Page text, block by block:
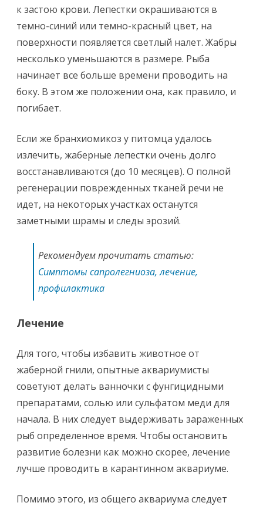
к застою крови. Лепестки окрашиваются в
темно-синий или темно-красный цвет, на
поверхности появляется светлый налет. Жабры
несколько уменьшаются в размере. Рыба
начинает все больше времени проводить на
боку. В этом же положении она, как правило, и
погибает.
Если же бранхиомикоз у питомца удалось
излечить, жаберные лепестки очень долго
восстанавливаются (до 10 месяцев). О полной
регенерации поврежденных тканей речи не
идет, на некоторых участках останутся
заметными шрамы и следы эрозий.
Рекомендуем прочитать статью:
Симптомы сапролегниоза, лечение,
профилактика
Лечение
Для того, чтобы избавить животное от
жаберной гнили, опытные аквариумисты
советуют делать ванночки с фунгицидными
препаратами, солью или сульфатом меди для
начала. В них следует выдерживать зараженных
рыб определенное время. Чтобы остановить
развитие болезни как можно скорее, лечение
лучше проводить в карантинном аквариуме.
Помимо этого, из общего аквариума следует